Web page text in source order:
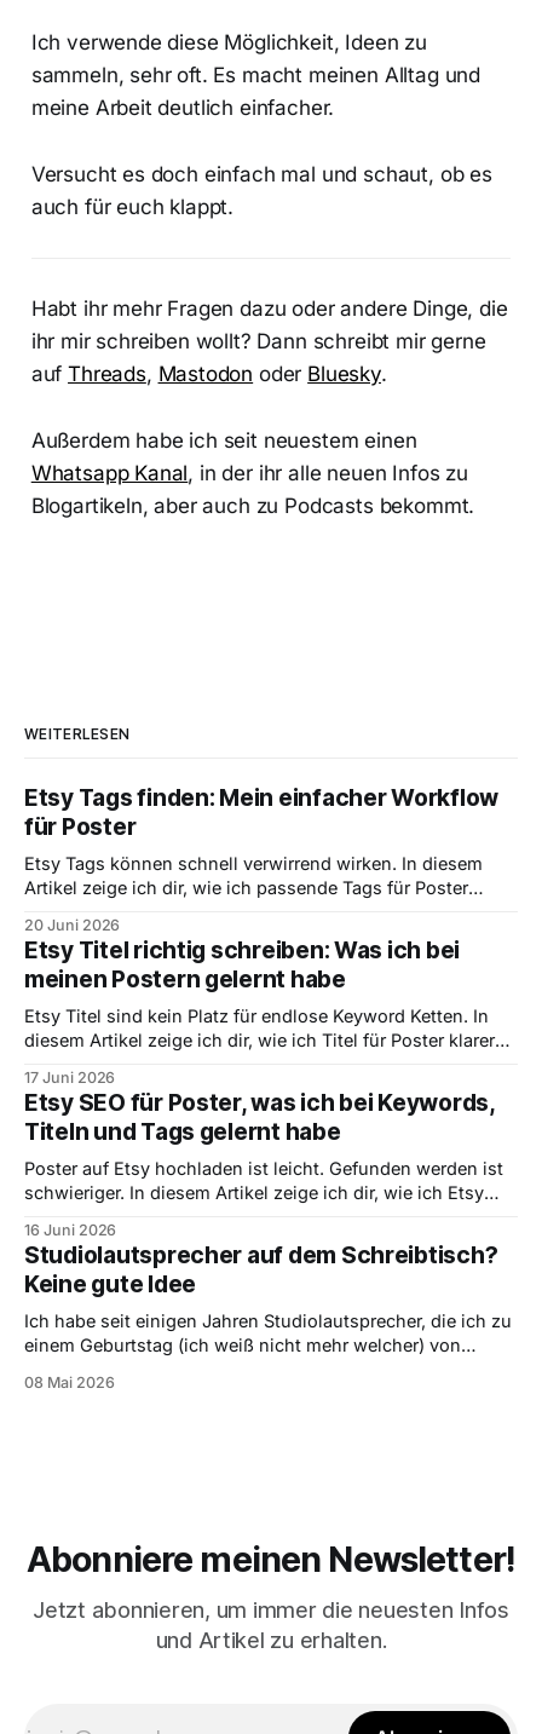
Ich verwende diese Möglichkeit, Ideen zu
sammeln, sehr oft. Es macht meinen Alltag und
meine Arbeit deutlich einfacher.
Versucht es doch einfach mal und schaut, ob es
auch für euch klappt.
Habt ihr mehr Fragen dazu oder andere Dinge, die
ihr mir schreiben wollt? Dann schreibt mir gerne
aufThreads, Mastodon oder Bluesky.
Außerdem habe ich seit neuestem einen
Whatsapp Kanal, in der ihr alle neuen Infos zu
Blogartikeln, aber auch zu Podcasts bekommt.
WEITERLESEN
Etsy Tags finden: Mein einfacher Workflow
für Poster
Etsy Tags können schnell verwirrend wirken. In diesem
Artikel zeige ich dir, wie ich passende Tags für Poster
schöne Wörter und wie ich aus einem Motiv sinnvolle Tag
Ideen ableite.
20 Juni 2026
Etsy Titel richtig schreiben: Was ich bei
meinen Postern gelernt habe
Etsy Titel sind kein Platz für endlose Keyword Ketten. In
diesem Artikel zeige ich dir, wie ich Titel für Poster klarer
verständliche Titel oft besser sind als künstlich optimierte.
17 Juni 2026
Etsy SEO für Poster, was ich bei Keywords,
Titeln und Tags gelernt habe
Poster auf Etsy hochladen ist leicht. Gefunden werden ist
schwieriger. In diesem Artikel zeige ich dir, wie ich Etsy
und worauf ich bei Titeln, Tags und Produktbildern achte.
16 Juni 2026
Studiolautsprecher auf dem Schreibtisch?
Keine gute Idee
Ich habe seit einigen Jahren Studiolautsprecher, die ich zu
einem Geburtstag (ich weiß nicht mehr welcher) von
einige Jahre her sein, da sie damals in meinem Zimmer
08 Mai 2026
Abonniere meinen Newsletter!
Jetzt abonnieren, um immer die neuesten Infos
und Artikel zu erhalten.